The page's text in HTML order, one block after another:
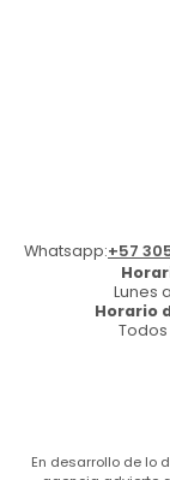
Whatsapp:+57
Lunes
Horario
Todos
En desarrollo de lo